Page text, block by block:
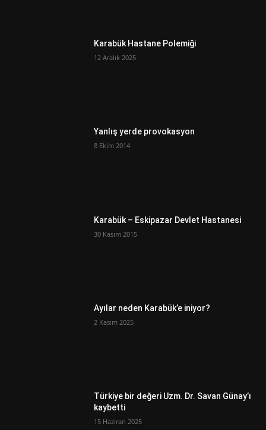
Karabük Hastane Polemiği
12 Aralık 2025
Yanlış yerde provokasyon
8 Ekim 2014
Karabük – Eskipazar Devlet Hastanesi
30 Kasım 2015
Ayılar neden Karabük’e iniyor?
2 Kasım 2025
Türkiye bir değeri Uzm. Dr. Savan Günay’ı
kaybetti
15 Haziran 2025